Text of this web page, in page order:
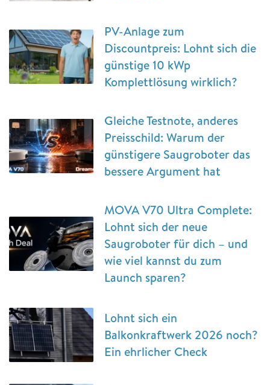
PV-Anlage zum
Discountpreis: Lohnt sich die
günstige 10 kWp
Komplettlösung wirklich?
Gleiche Testnote, anderes
Preisschild: Warum der
günstigere Saugroboter das
bessere Argument hat
MOVA V70 Ultra Complete:
Lohnt sich der neue
Saugroboter für dich – und
wie viel kannst du zum
Launch sparen?
Lohnt sich ein
Balkonkraftwerk 2026 noch?
Ein ehrlicher Check